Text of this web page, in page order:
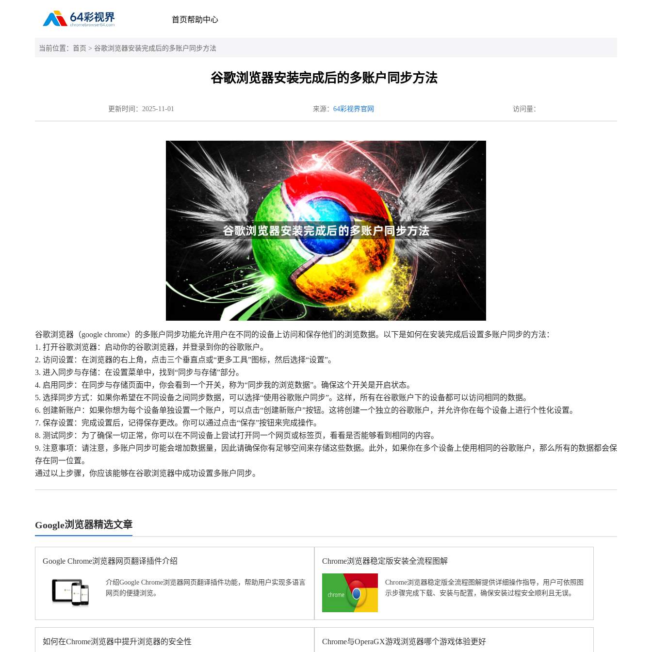
首页帮助中心
当前位置： 首页 > 谷歌浏览器安装完成后的多账户同步方法
谷歌浏览器安装完成后的多账户同步方法
更新时间： 2025-11-01 来源： 64彩视界官网 访问量：
谷歌浏览器（google chrome）的多账户同步功能允许用户在不同的设备上访问和保存他们的浏览数据。以下是如何在安装完成后设置多账户同步的方法：
1. 打开谷歌浏览器：启动你的谷歌浏览器，并登录到你的谷歌账户。
2. 访问设置：在浏览器的右上角，点击三个垂直点或“更多工具”图标，然后选择“设置”。
3. 进入同步与存储：在设置菜单中，找到“同步与存储”部分。
4. 启用同步：在同步与存储页面中，你会看到一个开关，称为“同步我的浏览数据”。确保这个开关是开启状态。
5. 选择同步方式：如果你希望在不同设备之间同步数据，可以选择“使用谷歌账户同步”。这样，所有在谷歌账户下的设备都可以访问相同的数据。
6. 创建新账户：如果你想为每个设备单独设置一个账户，可以点击“创建新账户”按钮。这将创建一个独立的谷歌账户，并允许你在每个设备上进行个性化设置。
7. 保存设置：完成设置后，记得保存更改。你可以通过点击“保存”按钮来完成操作。
8. 测试同步：为了确保一切正常，你可以在不同设备上尝试打开同一个网页或标签页，看看是否能够看到相同的内容。
9. 注意事项：请注意，多账户同步可能会增加数据量，因此请确保你有足够空间来存储这些数据。此外，如果你在多个设备上使用相同的谷歌账户，那么所有的数据都会保
存在同一位置。
通过以上步骤，你应该能够在谷歌浏览器中成功设置多账户同步。
Google浏览器精选文章
Google Chrome浏览器网页翻译插件介绍
介绍Google Chrome浏览器网页翻译插件功能，帮助用户实现多语言
网页的便捷浏览。
Chrome浏览器稳定版安装全流程图解
Chrome浏览器稳定版全流程图解提供详细操作指导，用户可依照图
示步骤完成下载、安装与配置，确保安装过程安全顺利且无误。
如何在Chrome浏览器中提升浏览器的安全性 Chrome与OperaGX游戏浏览器哪个游戏体验更好